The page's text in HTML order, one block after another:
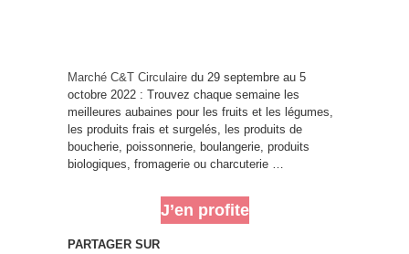
Marché C&T Circulaire du 29 septembre au 5
octobre 2022 : Trouvez chaque semaine les
meilleures aubaines pour les fruits et les légumes,
les produits frais et surgelés, les produits de
boucherie, poissonnerie, boulangerie, produits
biologiques, fromagerie ou charcuterie …
J’en profite
PARTAGER SUR